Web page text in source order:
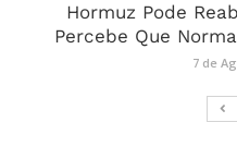
Hormuz Pode
Percebe Que
7 de